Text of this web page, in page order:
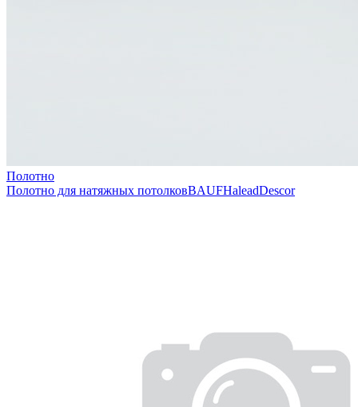
Полотно
Полотно для натяжных потолковBAUFHaleadDescor